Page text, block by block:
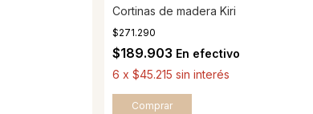
Cortinas de madera Kiri
$271.290
$189.903 En efectivo
6 x $45.215 sin interés
Comprar